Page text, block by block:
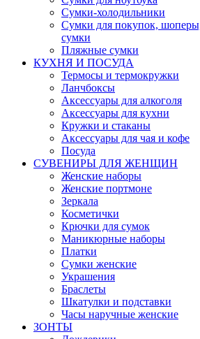
Сумки-холодильники
Сумки для покупок,
сумки
Пляжные сумки
КУХНЯ И ПОСУДА
Термосы и термокружки
Ланчбоксы
Аксессуары для алкоголя
Аксессуары для кухни
Кружки и стаканы
Аксессуары для чая и кофе
Посуда
СУВЕНИРЫ ДЛЯ ЖЕНЩИН
Женские наборы
Женские портмоне
Зеркала
Косметички
Крючки для сумок
Маникюрные наборы
Платки
Сумки женские
Украшения
Браслеты
Шкатулки и подставки
Часы наручные женские
ЗОНТЫ